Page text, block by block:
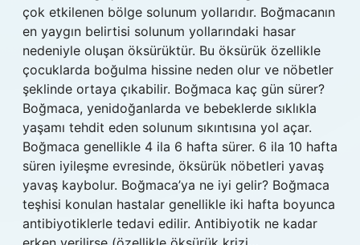
çok etkilenen bölge solunum yollarıdır. Boğmacanın
en yaygın belirtisi solunum yollarındaki hasar
nedeniyle oluşan öksürüktür. Bu öksürük özellikle
çocuklarda boğulma hissine neden olur ve nöbetler
şeklinde ortaya çıkabilir. Boğmaca kaç gün sürer?
Boğmaca, yenidoğanlarda ve bebeklerde sıklıkla
yaşamı tehdit eden solunum sıkıntısına yol açar.
Boğmaca genellikle 4 ila 6 hafta sürer. 6 ila 10 hafta
süren iyileşme evresinde, öksürük nöbetleri yavaş
yavaş kaybolur. Boğmaca’ya ne iyi gelir? Boğmaca
teşhisi konulan hastalar genellikle iki hafta boyunca
antibiyotiklerle tedavi edilir. Antibiyotik ne kadar